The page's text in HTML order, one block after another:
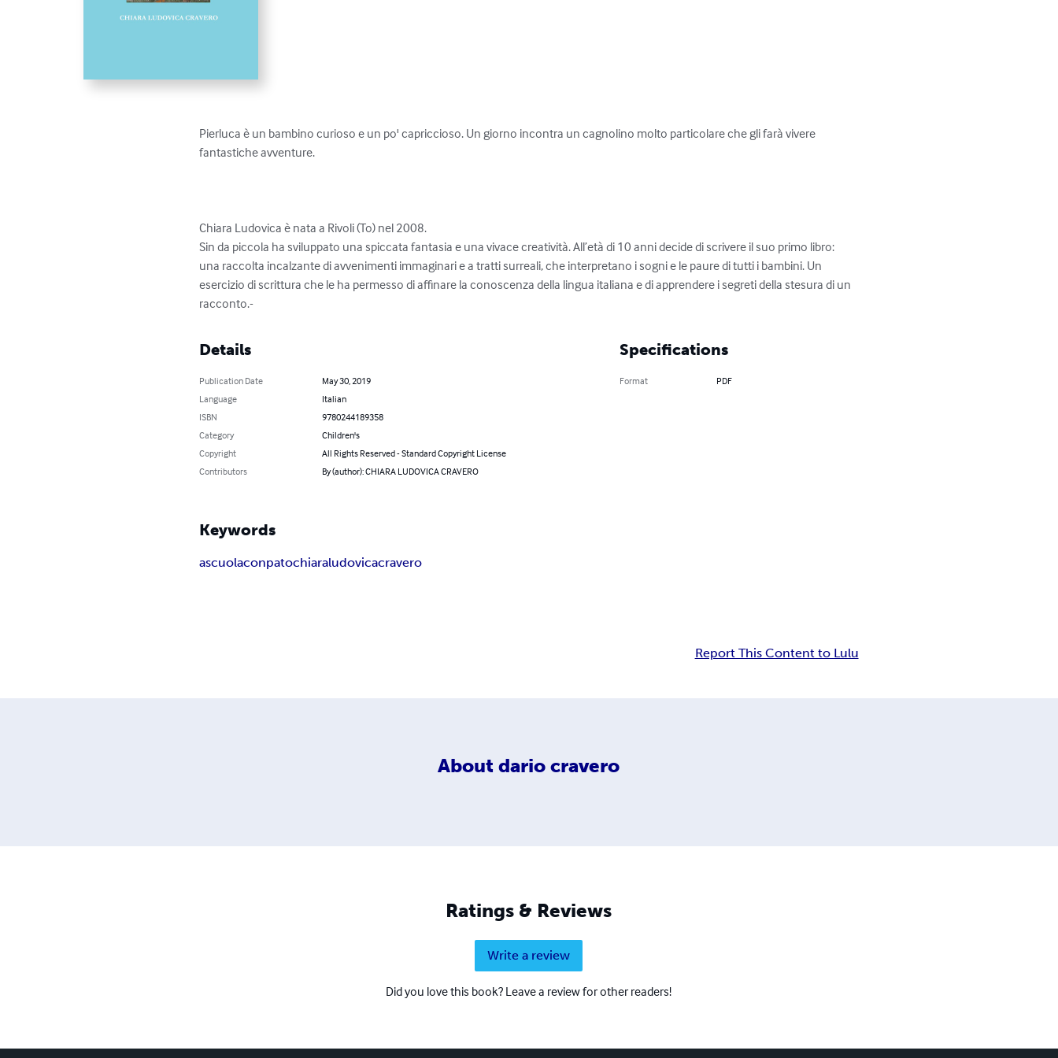
Pierluca è un bambino curioso e un po' capriccioso. Un giorno incontra un cagnolino molto particolare che gli farà vivere
fantastiche avventure.
Chiara Ludovica è nata a Rivoli (To) nel 2008.
Sin da piccola ha sviluppato una spiccata fantasia e una vivace creatività. All’età di 10 anni decide di scrivere il suo primo libro:
una raccolta incalzante di avvenimenti immaginari e a tratti surreali, che interpretano i sogni e le paure di tutti i bambini. Un
esercizio di scrittura che le ha permesso di affinare la conoscenza della lingua italiana e di apprendere i segreti della stesura di un
racconto.-
Details
Publication Date
May 30, 2019
Language
Italian
ISBN
9780244189358
Category
Children's
Copyright
All Rights Reserved - Standard Copyright License
Contributors
By (author): CHIARA LUDOVICA CRAVERO
Specifications
Format PDF
Keywords
ascuolaconpatochiaraludovicacravero
Report This Content to Lulu
About dario cravero
Ratings & Reviews
Write a review
Did you love this book? Leave a review for other readers!